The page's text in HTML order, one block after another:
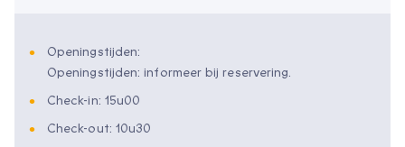
Openingstijden:
Openingstijden: informeer bij reservering.
Check-in: 15u00
Check-out: 10u30